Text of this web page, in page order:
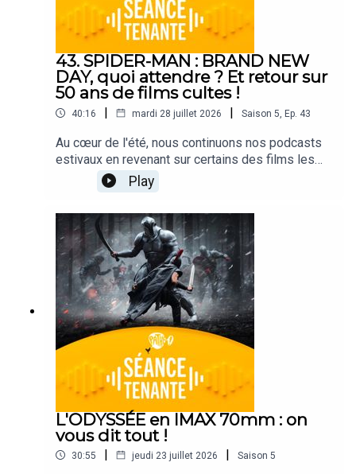
43. SPIDER-MAN : BRAND NEW
DAY, quoi attendre ? Et retour sur
50 ans de films cultes !
40:16 | mardi 28 juillet 2026 | Saison 5 Ep. 43
Au cœur de l'été, nous continuons nos podcasts
estivaux en revenant sur certains des films les
plus cultes de ces 50 dernières années ! Et on se
parlant bien sûr de l'évènement de la semaine,
animé par Alexis Audren, avec Robin Nègre, Lisa
Muratore, Gaël Golhen et François Léger.CRÉDITS
- Séance Tenante est un podcast des Cinémas
Pathé. Direction de projet : Alexis Audren.
Réalisation : Thomas Plé. Identité sonore :
Josselin Bordat.
Play
L'ODYSSÉE en IMAX 70mm : on
vous dit tout !
30:55 | jeudi 23 juillet 2026 | Saison 5